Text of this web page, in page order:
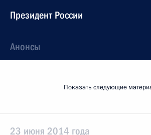
Президент России
Анонсы
Показать следующие
23 июня 2014 года